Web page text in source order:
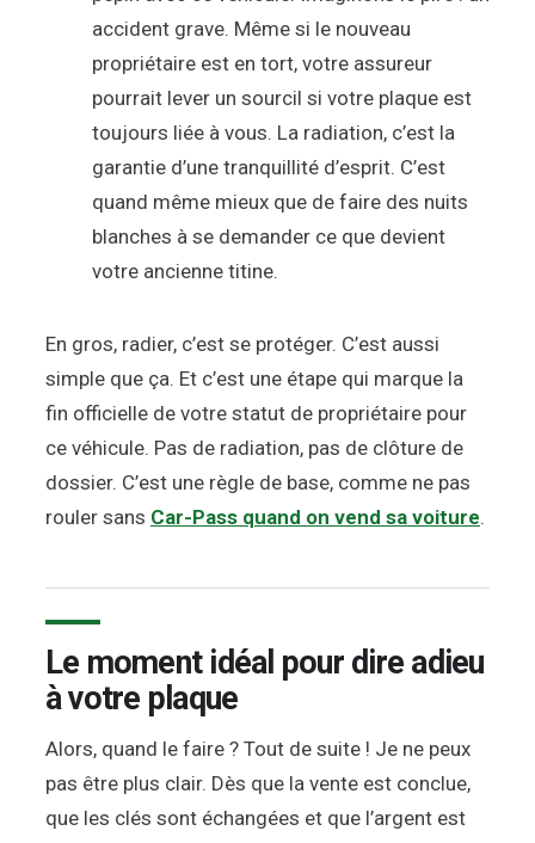
accident grave. Même si le nouveau
propriétaire est en tort, votre assureur
pourrait lever un sourcil si votre plaque est
toujours liée à vous. La radiation, c’est la
garantie d’une tranquillité d’esprit. C’est
quand même mieux que de faire des nuits
blanches à se demander ce que devient
votre ancienne titine.
En gros, radier, c’est se protéger. C’est aussi
simple que ça. Et c’est une étape qui marque la
fin officielle de votre statut de propriétaire pour
ce véhicule. Pas de radiation, pas de clôture de
dossier. C’est une règle de base, comme ne pas
rouler sans Car-Pass quand on vend sa voiture.
Le moment idéal pour dire adieu
à votre plaque
Alors, quand le faire ? Tout de suite ! Je ne peux
pas être plus clair. Dès que la vente est conclue,
que les clés sont échangées et que l’argent est